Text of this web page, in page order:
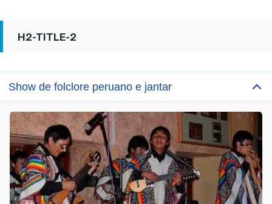
H2-TITLE-2
Show de folclore peruano e jantar